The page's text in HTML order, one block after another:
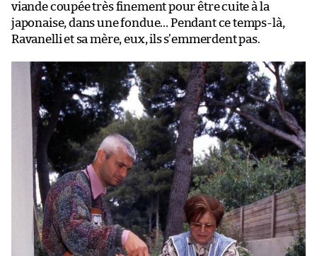
viande coupée très finement pour être cuite à la
japonaise, dans une fondue… Pendant ce temps-là,
Ravanelli et sa mère, eux, ils s’emmerdent pas.